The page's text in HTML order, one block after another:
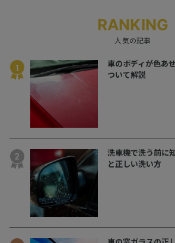
RANKING
人気の記事
車のボディが色あ
ついて解説
洗車機で洗う前に
と正しい洗い方